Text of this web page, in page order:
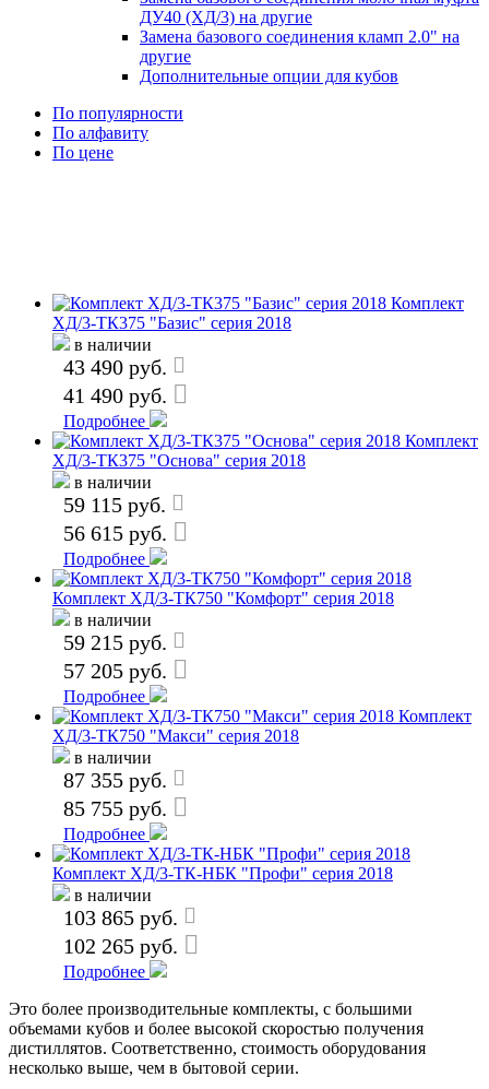
ДУ40 (ХД/3) на другие
Замена базового соединения кламп 2.0" на
другие
Дополнительные опции для кубов
По популярности
По алфавиту
По цене
Комплект
ХД/3-ТК375 "Базис" серия 2018
в наличии
43 490 руб.
41 490 руб.
Подробнее
Комплект
ХД/3-ТК375 "Основа" серия 2018
в наличии
59 115 руб.
56 615 руб.
Подробнее
Комплект ХД/3-ТК750 "Комфорт" серия 2018
в наличии
59 215 руб.
57 205 руб.
Подробнее
Комплект
ХД/3-ТК750 "Макси" серия 2018
в наличии
87 355 руб.
85 755 руб.
Подробнее
Комплект ХД/3-ТК-НБК "Профи" серия 2018
в наличии
103 865 руб.
102 265 руб.
Подробнее
Это более производительные комплекты, с большими
объемами кубов и более высокой скоростью получения
дистиллятов. Соответственно, стоимость оборудования
несколько выше, чем в бытовой серии.